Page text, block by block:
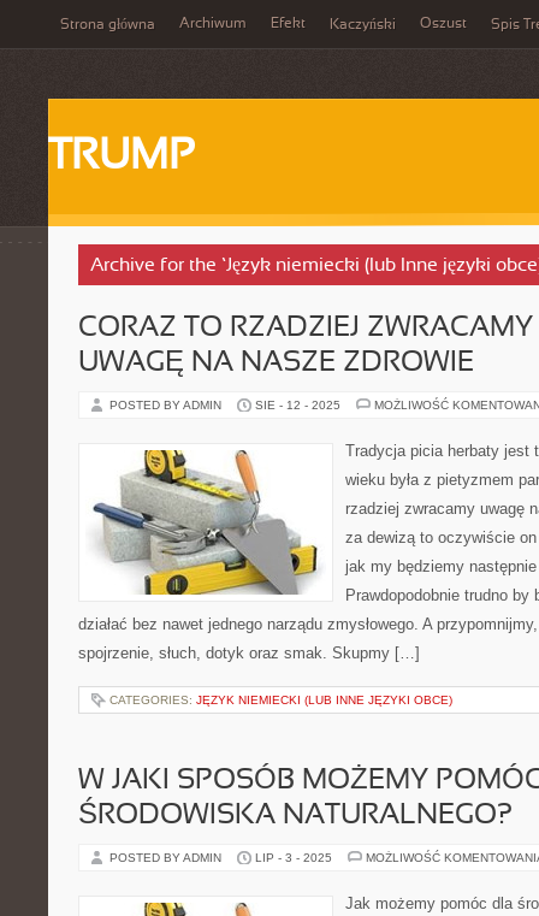
Strona główna Archiwum Efekt Kaczyński Oszust Spis
TRUMP
Archive for the ‘Język niemiecki (lub Inne języki
CORAZ TO RZADZIEJ
UWAGĘ NA NASZE ZDROWIE
POSTED BY ADMIN SIE - 12 - 2025 MOŻLIWOŚĆ
Tradycja picia herbaty jest
wieku była z pietyzmem
rzadziej zwracamy uwagę
za dewizą to oczywiście
jak my będziemy
Prawdopodobnie trudno by
działać bez nawet jednego narządu zmysłowego. A
spojrzenie, słuch, dotyk oraz smak. Skupmy […]
CATEGORIES: JĘZYK NIEMIECKI (LUB INNE JĘZYKI OBCE)
W JAKI SPOSÓB MOŻEMY
ŚRODOWISKA NATURALNEGO?
POSTED BY ADMIN LIP - 3 - 2025 MOŻLIWOŚĆ
Jak możemy pomóc dla